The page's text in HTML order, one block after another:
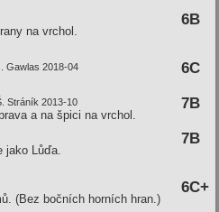
6B
na vrchol.
Gawlas 2018-04 6C
Stráník 2013-10 7B
a na špici na vrchol.
7B
jako Lůďa.
6C+
(Bez bočních horních hran.)